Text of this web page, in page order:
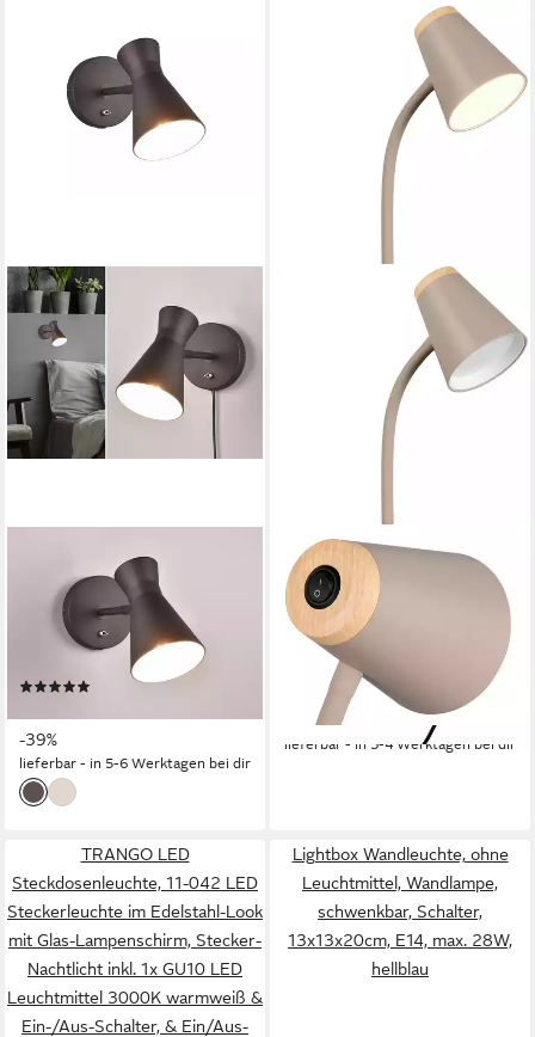
REALITY LEUCHTEN
LED Wandstrahler,
Dimmfunktion, LED
wechselbar, Warmweiß, innen,
Wandleuchte-n mit Schalter,
Stecker & Kabel, Schwarz
Höhe 16cm
-39%
lieferbar - in 5-6 Werktagen bei dir
REALITY LEUCHTEN
LED Klemmtischleuchte
PONGO, LED Klemmleuchte
mit Kabel und Kippschalter,
4,5W 500 Lumen,
Ein-/Ausschalter, LED fest
integriert, Warmweiß, 3000K
warmweiß, verstellbare
ab 24,34 € UVP
-16%
lieferbar - in 3-4 Werktagen bei dir
TRANGO LED
Steckdosenleuchte, 11-042 LED
Steckerleuchte im Edelstahl-Look
mit Glas-Lampenschirm, Stecker-
Nachtlicht inkl. 1x GU10 LED
Leuchtmittel 3000K warmweiß &
Ein-/Aus-Schalter, & Ein/Aus-
Lightbox Wandleuchte, ohne
Leuchtmittel, Wandlampe,
schwenkbar, Schalter,
13x13x20cm, E14, max. 28W,
hellblau